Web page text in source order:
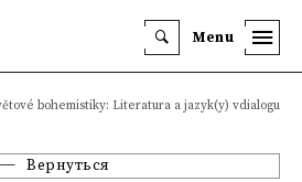
Menu
bohemistiky: Literatura a jazyk(y) vdialogu
Вернуться